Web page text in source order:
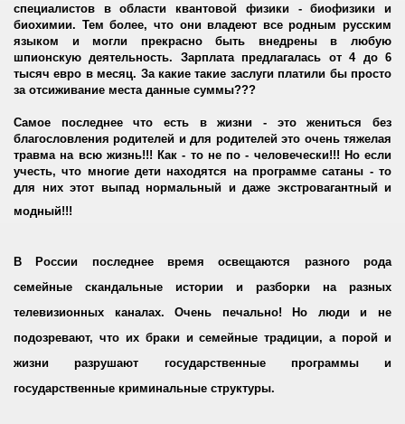
специалистов в области квантовой физики - биофизики и
биохимии. Тем более, что они владеют все родным русским
языком и могли прекрасно быть внедрены в любую
шпионскую деятельность. Зарплата предлагалась от 4 до 6
тысяч евро в месяц. За какие такие заслуги платили бы просто
за отсиживание места данные суммы???
Самое последнее что есть в жизни - это жениться без
благословления родителей и для родителей это очень тяжелая
травма на всю жизнь!!! Как - то не по - человечески!!! Но если
учесть, что многие дети находятся на программе сатаны - то
для них этот выпад нормальный и даже экстровагантный и
модный!!!
В России последнее время освещаются разного рода
семейные скандальные истории и разборки на разных
телевизионных каналах. Очень печально! Но люди и не
подозревают, что их браки и семейные традиции, а порой и
жизни разрушают государственные программы и
государственные криминальные структуры.